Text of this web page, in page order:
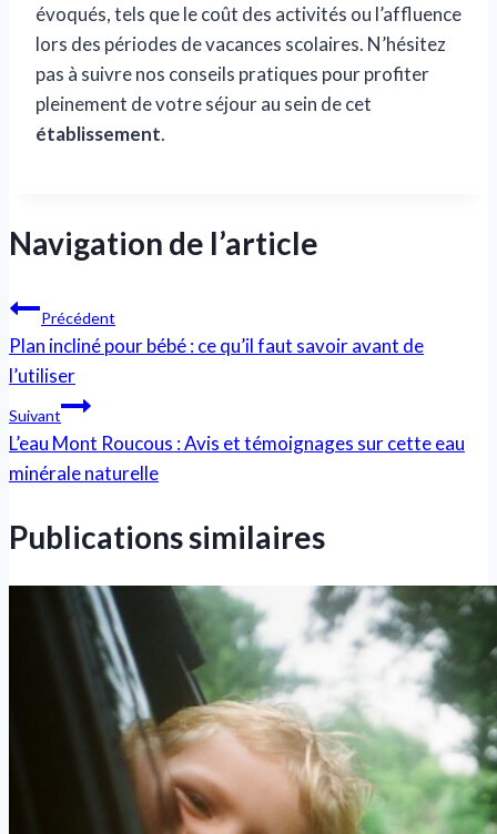
évoqués, tels que le coût des activités ou l’affluence
lors des périodes de vacances scolaires. N’hésitez
pas à suivre nos conseils pratiques pour profiter
pleinement de votre séjour au sein de cet
établissement.
Navigation de l’article
Précédent
Plan incliné pour bébé : ce qu’il faut savoir avant de
l’utiliser
Suivant
L’eau Mont Roucous : Avis et témoignages sur cette eau
minérale naturelle
Publications similaires